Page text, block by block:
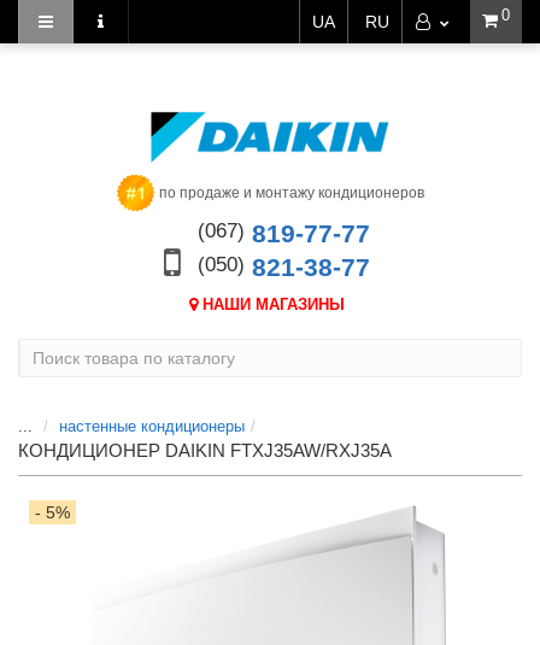
0
UA RU
по продаже и монтажу кондиционеров
(067) 819-77-77
(050) 821-38-77
НАШИ МАГАЗИНЫ
... настенные кондиционеры
КОНДИЦИОНЕР DAIKIN FTXJ35AW/RXJ35A
- 5%